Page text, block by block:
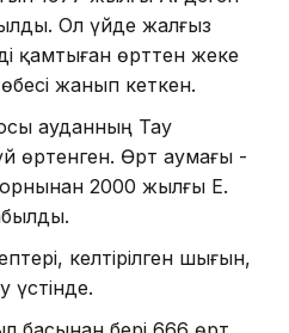
Ол үйде жалғыз
қамтыған өрттен жеке
жанып кеткен.
ауданның Тау
өртенген. Өрт аумағы -
2000 жылғы Е.
келтірілген шығын,
үстінде.